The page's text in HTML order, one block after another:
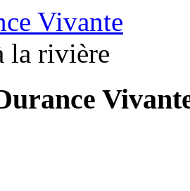
Vivante
la rivière